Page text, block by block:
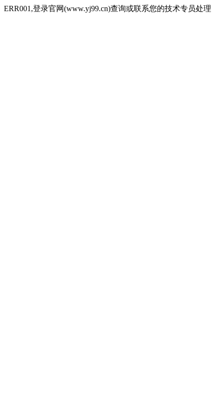
ERR001,登录官网(www.yj99.cn)查询或联系您的技术专员处理